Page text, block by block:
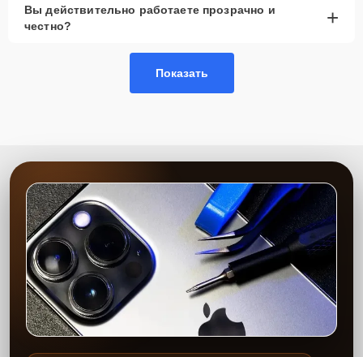
Вы действительно работаете прозрачно и
честно?
+
Показать